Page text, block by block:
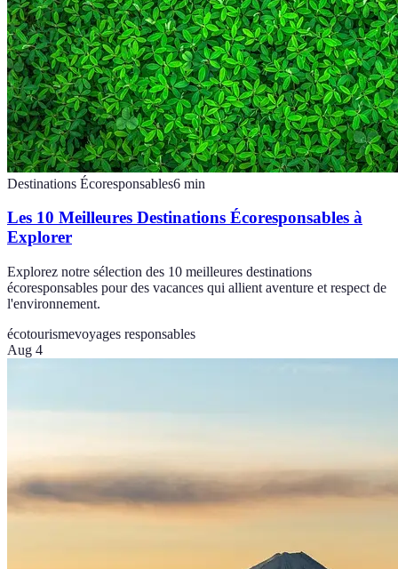
Destinations Écoresponsables6 min
Les 10 Meilleures Destinations Écoresponsables à
Explorer
Explorez notre sélection des 10 meilleures destinations
écoresponsables pour des vacances qui allient aventure et respect de
l'environnement.
écotourismevoyages responsables
Aug 4